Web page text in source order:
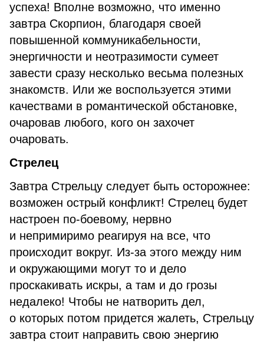
успеха! Вполне возможно, что именно
завтра Скорпион, благодаря своей
повышенной коммуникабельности,
энергичности и неотразимости сумеет
завести сразу несколько весьма полезных
знакомств. Или же воспользуется этими
качествами в романтической обстановке,
очаровав любого, кого он захочет
очаровать.
Стрелец
Завтра Стрельцу следует быть осторожнее:
возможен острый конфликт! Стрелец будет
настроен по-боевому, нервно
и непримиримо реагируя на все, что
происходит вокруг. Из-за этого между ним
и окружающими могут то и дело
проскакивать искры, а там и до грозы
недалеко! Чтобы не натворить дел,
о которых потом придется жалеть, Стрельцу
завтра стоит направить свою энергию